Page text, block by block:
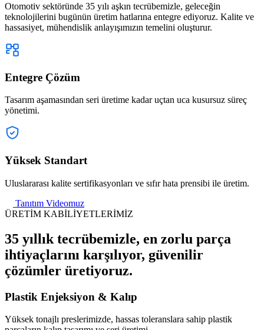
Otomotiv sektöründe 35 yılı aşkın tecrübemizle, geleceğin
teknolojilerini bugünün üretim hatlarına entegre ediyoruz. Kalite ve
hassasiyet, mühendislik anlayışımızın temelini oluşturur.
Entegre Çözüm
Tasarım aşamasından seri üretime kadar uçtan uca kusursuz süreç
yönetimi.
Yüksek Standart
Uluslararası kalite sertifikasyonları ve sıfır hata prensibi ile üretim.
Tanıtım Videomuz
ÜRETİM KABİLİYETLERİMİZ
35 yıllık tecrübemizle, en zorlu parça
ihtiyaçlarını karşılıyor, güvenilir
çözümler üretiyoruz.
Plastik Enjeksiyon & Kalıp
Yüksek tonajlı preslerimizde, hassas toleranslara sahip plastik